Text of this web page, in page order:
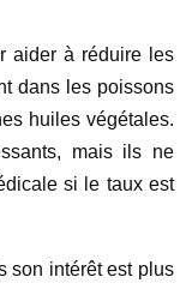
aider à réduire les
dans les poissons
huiles végétales.
mais ils ne
si le taux est
son intérêt est plus